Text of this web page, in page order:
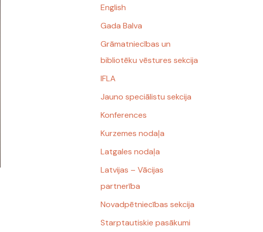
English
Gada Balva
Grāmatniecības un
bibliotēku vēstures sekcija
IFLA
Jauno speciālistu sekcija
Konferences
Kurzemes nodaļa
Latgales nodaļa
Latvijas – Vācijas
partnerība
Novadpētniecības sekcija
Starptautiskie pasākumi